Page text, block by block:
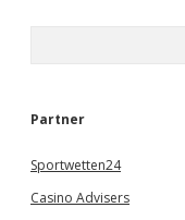
e
Partner
Sportwetten24
Casino Advisers